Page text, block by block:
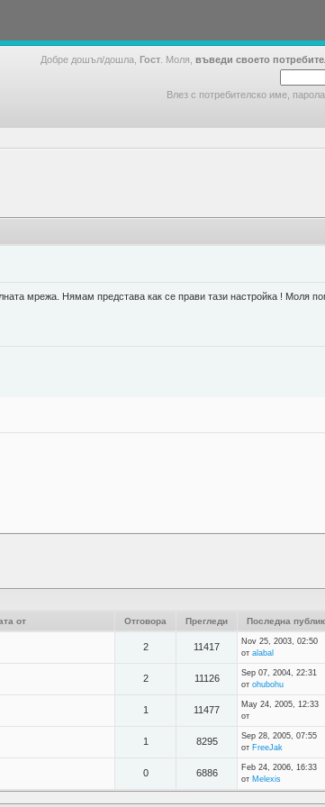
Добре дошъл/дошла, Гост . Моля, въведи своето
Влез с потребителско име,
мрежа. Нямам представа как се прави тази настройка ! Моля
от Отговора Прегледи Последна
2 11417
Nov 25, 2003, 02:50
от alabal
2 11126
Sep 07, 2004, 22:31
от ohubohu
1 11477
May 24, 2005, 12:33
от
1 8295
Sep 28, 2005, 07:55
от FreeJak
0 6886
Feb 24, 2006, 16:33
от Melexis